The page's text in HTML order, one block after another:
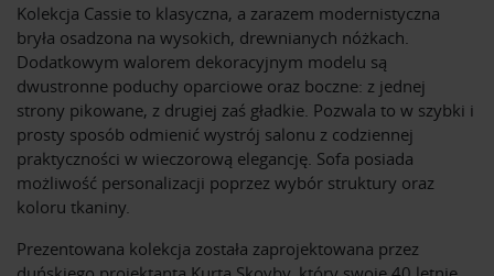
Kolekcja Cassie to klasyczna, a zarazem modernistyczna
bryła osadzona na wysokich, drewnianych nóżkach.
Dodatkowym walorem dekoracyjnym modelu są
dwustronne poduchy oparciowe oraz boczne: z jednej
strony pikowane, z drugiej zaś gładkie. Pozwala to w szybki i
prosty sposób odmienić wystrój salonu z codziennej
praktyczności w wieczorową elegancję. Sofa posiada
możliwość personalizacji poprzez wybór struktury oraz
koloru tkaniny.
Prezentowana kolekcja została zaprojektowana przez